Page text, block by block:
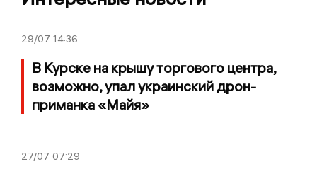
29/07 14:36
В Курске на крышу торгового центра,
возможно, упал украинский дрон-
приманка «Майя»
27/07 07:29